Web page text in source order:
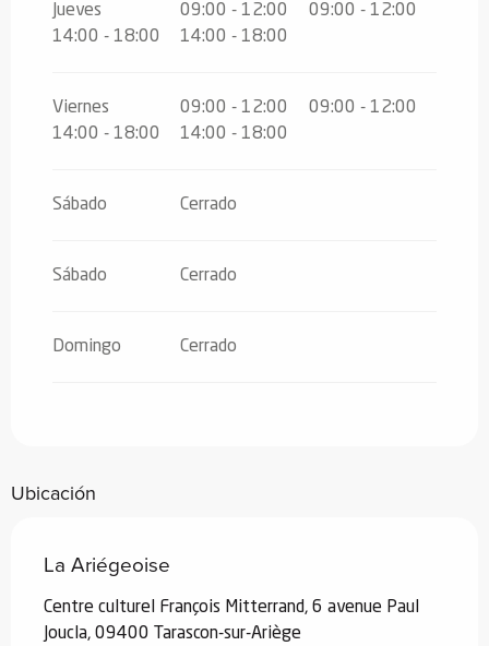
Jueves 09:00 - 12:00
09:00 - 12:00
14:00 - 18:00
14:00 - 18:00
Viernes 09:00 - 12:00
09:00 - 12:00
14:00 - 18:00
14:00 - 18:00
Sábado Cerrado
Sábado Cerrado
Domingo Cerrado
Ubicación
La Ariégeoise
Centre culturel François Mitterrand, 6 avenue Paul
Joucla, 09400 Tarascon-sur-Ariège